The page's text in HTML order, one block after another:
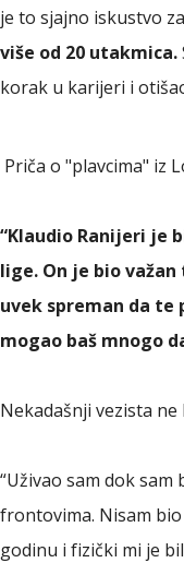
je to sjajno iskustvo
više od 20 utakmica.
korak u karijeri i
Priča o "plavcima" iz
“Klaudio Ranijeri je
lige. On je bio
uvek spreman da te
mogao baš mnogo
Nekadašnji vezista
“Uživao sam dok sam
frontovima. Nisam
godinu i fizički mi je